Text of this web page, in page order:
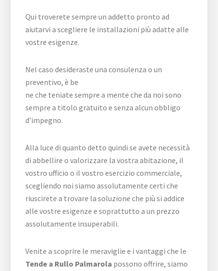
Qui troverete sempre un addetto pronto ad
aiutarvi a scegliere le installazioni più adatte alle
vostre esigenze.
Nel caso desideraste una consulenza o un
preventivo, è be
ne che teniate sempre a mente che da noi sono
sempre a titolo gratuito e senza alcun obbligo
d’impegno.
Alla luce di quanto detto quindi se avete necessità
di abbellire o valorizzare la vostra abitazione, il
vostro ufficio o il vostro esercizio commerciale,
scegliendo noi siamo assolutamente certi che
riuscirete a trovare la soluzione che più si addice
alle vostre esigenze e soprattutto a un prezzo
assolutamente insuperabili.
Venite a scoprire le meraviglie e i vantaggi che le
Tende a Rullo Palmarola possono offrire, siamo